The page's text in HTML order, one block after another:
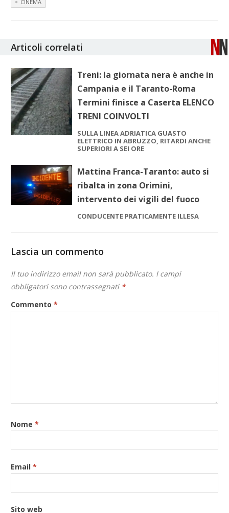
CINEMA
Articoli correlati
Treni: la giornata nera è anche in
Campania e il Taranto-Roma
Termini finisce a Caserta ELENCO
TRENI COINVOLTI
SULLA LINEA ADRIATICA GUASTO
ELETTRICO IN ABRUZZO, RITARDI ANCHE
SUPERIORI A SEI ORE
Mattina Franca-Taranto: auto si
ribalta in zona Orimini,
intervento dei vigili del fuoco
CONDUCENTE PRATICAMENTE ILLESA
Lascia un commento
Il tuo indirizzo email non sarà pubblicato. I campi
obbligatori sono contrassegnati *
Commento*
Nome*
Email*
Sito web